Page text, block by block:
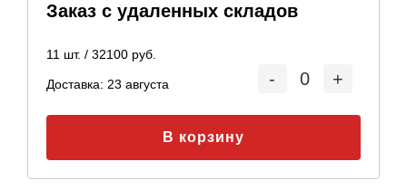
Заказ с удаленных складов
11 шт. / 32100 руб.
Доставка: 23 августа - 0 +
В корзину